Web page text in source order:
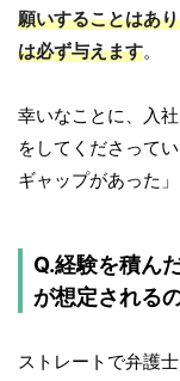
願いすることはあ
は必ず与えます。
幸いなことに、入
をしてくださって
ギャップがあった
Q.経験を積ん
が想定される
ストレートで弁護